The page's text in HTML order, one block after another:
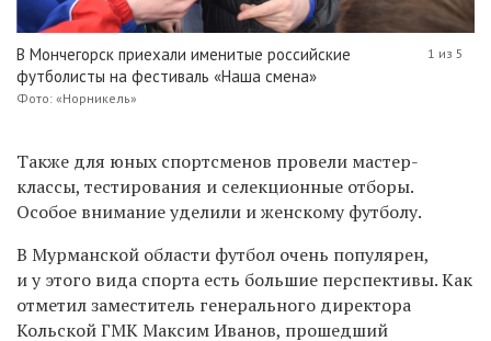
В Мончегорск приехали именитые российские
футболисты на фестиваль «Наша смена»
Фото: «Норникель»
1 из 5
Также для юных спортсменов провели мастер-
классы, тестирования и селекционные отборы.
Особое внимание уделили и женскому футболу.
В Мурманской области футбол очень популярен,
и у этого вида спорта есть большие перспективы. Как
отметил заместитель генерального директора
Кольской ГМК Максим Иванов, прошедший